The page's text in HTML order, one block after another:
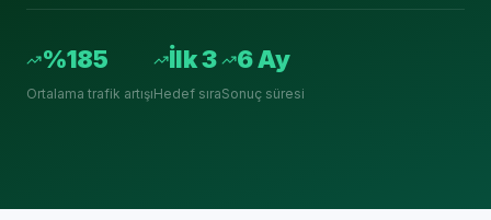
%185
Ortalama trafik artışı
İlk 3
Hedef sıra
6 Ay
Sonuç süresi